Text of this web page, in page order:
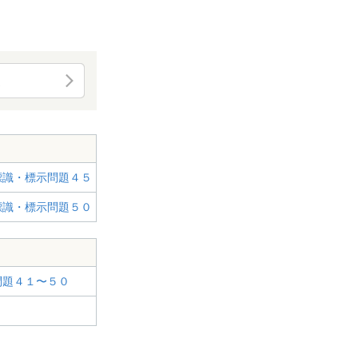
識・標示問題４５
識・標示問題５０
題４１〜５０